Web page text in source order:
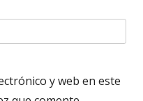
y web en este